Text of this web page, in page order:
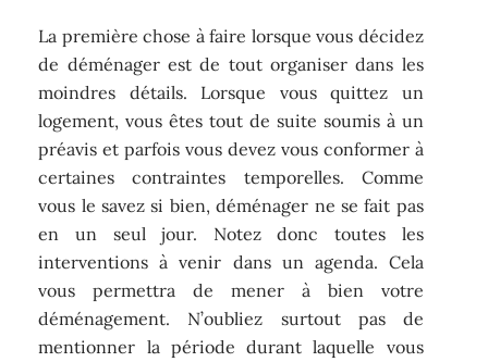
La première chose à faire lorsque vous décidez
de déménager est de tout organiser dans les
moindres détails. Lorsque vous quittez un
logement, vous êtes tout de suite soumis à un
préavis et parfois vous devez vous conformer à
certaines contraintes temporelles. Comme
vous le savez si bien, déménager ne se fait pas
en un seul jour. Notez donc toutes les
interventions à venir dans un agenda. Cela
vous permettra de mener à bien votre
déménagement. N’oubliez surtout pas de
mentionner la période durant laquelle vous